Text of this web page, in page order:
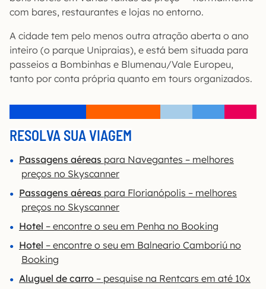
com bares, restaurantes e lojas no entorno.
A cidade tem pelo menos outra atração aberta o ano
inteiro (o parque Unipraias), e está bem situada para
passeios a Bombinhas e Blumenau/Vale Europeu,
tanto por conta própria quanto em tours organizados.
RESOLVA SUA VIAGEM
Passagens aéreas para Navegantes – melhores
preços no Skyscanner
Passagens aéreas para Florianópolis – melhores
preços no Skyscanner
Hotel – encontre o seu em Penha no Booking
Hotel – encontre o seu em Balneario Camboriú no
Booking
Aluguel de carro – pesquise na Rentcars em até 10x